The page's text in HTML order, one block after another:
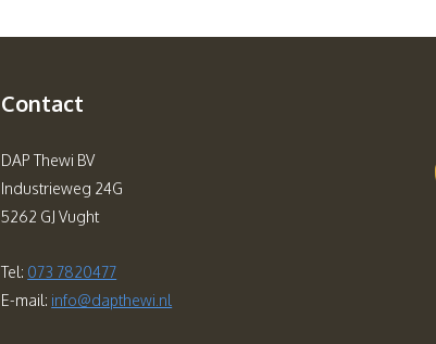
Contact
DAP Thewi BV
Industrieweg 24G
5262 GJ Vught
Tel: 073 7820477
E-mail: info@dapthewi.nl